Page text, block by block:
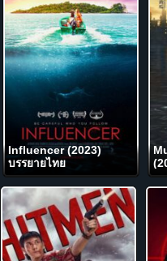
Influencer (2023)
บรรยายไทย